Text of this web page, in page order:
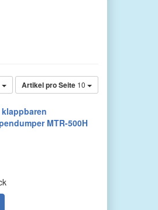
Artikel pro Seite 10
MTR-500H